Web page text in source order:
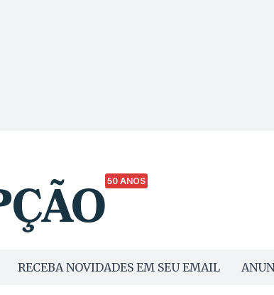
50 ANOS
RECEBA NOVIDADES EM SEU EMAIL